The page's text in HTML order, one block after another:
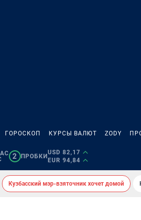
ГОРОСКОП КУРСЫ ВАЛЮТ ZODY
2 ПРОБКИ
USD 82,17
EUR 94,84
Кузбасский мэр-взяточник хочет домой